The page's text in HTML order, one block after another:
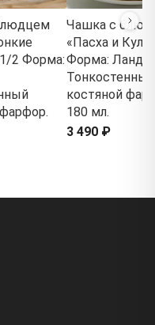
2 Форма:
Чашка с
«Пасха и
Форма:
Тонкостенный
костяной
180 мл.
3 490 ₽